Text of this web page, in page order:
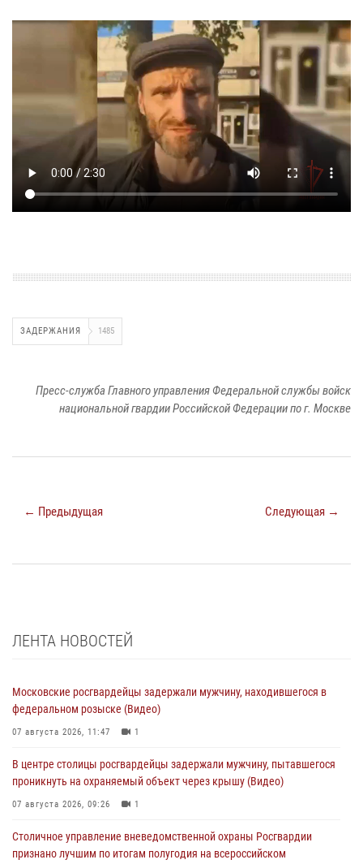
ЗАДЕРЖАНИЯ 1485
Пресс-служба Главного управления Федеральной службы войск
национальной гвардии Российской Федерации по г. Москве
← Предыдущая Следующая →
ЛЕНТА НОВОСТЕЙ
Московские росгвардейцы задержали мужчину, находившегося в
федеральном розыске (Видео)
07 августа 2026, 11:47 1
В центре столицы росгвардейцы задержали мужчину, пытавшегося
проникнуть на охраняемый объект через крышу (Видео)
07 августа 2026, 09:26 1
Столичное управление вневедомственной охраны Росгвардии
признано лучшим по итогам полугодия на всероссийском